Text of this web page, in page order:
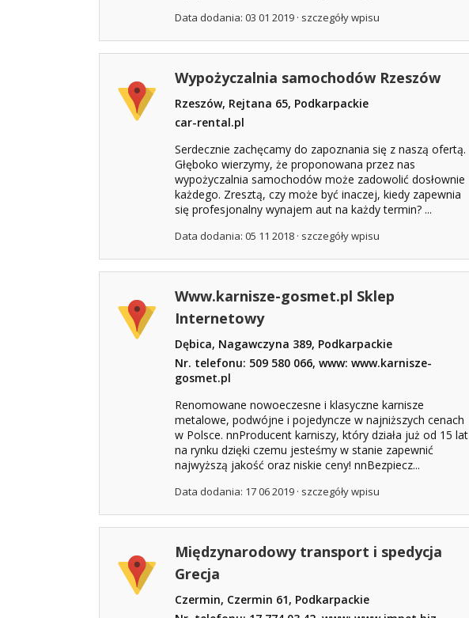
Data dodania: 03 01 2019 · szczegóły wpisu
Wypożyczalnia samochodów Rzeszów
Rzeszów, Rejtana 65, Podkarpackie
car-rental.pl
Serdecznie zachęcamy do zapoznania się z naszą ofertą.
Głęboko wierzymy, że proponowana przez nas
wypożyczalnia samochodów może zadowolić dosłownie
każdego. Zresztą, czy może być inaczej, kiedy zapewnia
się profesjonalny wynajem aut na każdy termin? ...
Data dodania: 05 11 2018 · szczegóły wpisu
Www.karnisze-gosmet.pl Sklep
Internetowy
Dębica, Nagawczyna 389, Podkarpackie
Nr. telefonu: 509 580 066, www: www.karnisze-
gosmet.pl
Renomowane nowoeczesne i klasyczne karnisze
metalowe, podwójne i pojedyncze w najniższych cenach
w Polsce. nnProducent karniszy, który działa już od 15 lat
na rynku dzięki czemu jesteśmy w stanie zapewnić
najwyższą jakość oraz niskie ceny! nnBezpiecz...
Data dodania: 17 06 2019 · szczegóły wpisu
Międzynarodowy transport i spedycja
Grecja
Czermin, Czermin 61, Podkarpackie